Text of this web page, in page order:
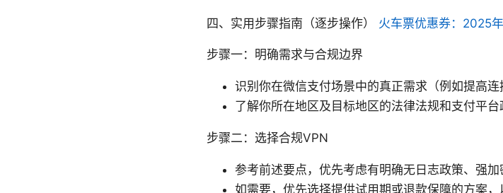
四、实用步骤指南（逐步操作） 火车票优惠券：2025
步骤一：明确需求与合规边界
识别你在微信支付场景中的真正需求（例如提高连
了解你所在地区及目标地区的法律法规和支付平台
步骤二：选择合规VPN
参考前述要点，优先考虑有明确无日志政策、强
如需要，优先选择提供试用期或退款保障的方案